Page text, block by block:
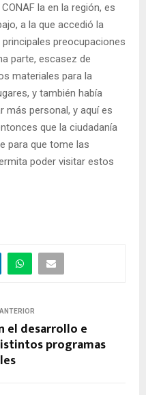
la en la región, es
a la que accedió la
preocupaciones
parte, escasez de
materiales para la
y también había
más personal, y aquí es
que la ciudadanía
para que tome las
poder visitar estos
el desarrollo e
programas